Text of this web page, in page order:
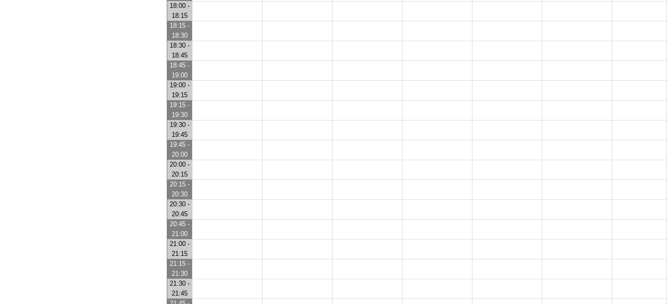
18:00 -
18:15
18:15 -
18:30
18:30 -
18:45
18:45 -
19:00
19:00 -
19:15
19:15 -
19:30
19:30 -
19:45
19:45 -
20:00
20:00 -
20:15
20:15 -
20:30
20:30 -
20:45
20:45 -
21:00
21:00 -
21:15
21:15 -
21:30
21:30 -
21:45